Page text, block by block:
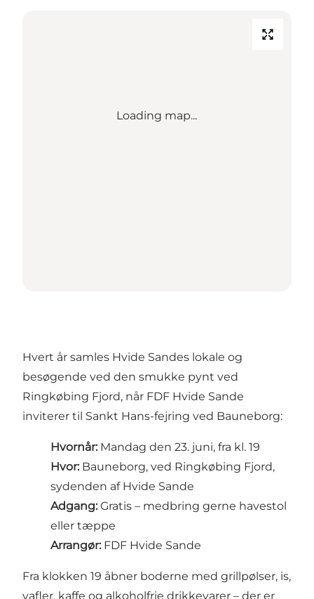
Loading map...
Hvert år samles Hvide Sandes lokale og
besøgende ved den smukke pynt ved
Ringkøbing Fjord, når FDF Hvide Sande
inviterer til Sankt Hans-fejring ved Bauneborg:
Hvornår: Mandag den 23. juni, fra kl. 19
Hvor: Bauneborg, ved Ringkøbing Fjord,
sydenden af Hvide Sande
Adgang: Gratis – medbring gerne havestol
eller tæppe
Arrangør: FDF Hvide Sande
Fra klokken 19 åbner boderne med grillpølser, is,
vafler, kaffe og alkoholfrie drikkevarer – der er